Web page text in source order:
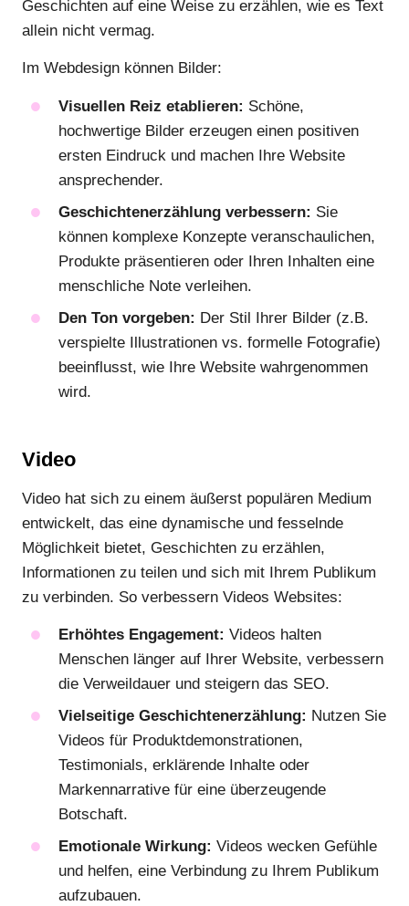
Geschichten auf eine Weise zu erzählen, wie es Text
allein nicht vermag.
Im Webdesign können Bilder:
Visuellen Reiz etablieren: Schöne,
hochwertige Bilder erzeugen einen positiven
ersten Eindruck und machen Ihre Website
ansprechender.
Geschichtenerzählung verbessern: Sie
können komplexe Konzepte veranschaulichen,
Produkte präsentieren oder Ihren Inhalten eine
menschliche Note verleihen.
Den Ton vorgeben: Der Stil Ihrer Bilder (z.B.
verspielte Illustrationen vs. formelle Fotografie)
beeinflusst, wie Ihre Website wahrgenommen
wird.
Video
Video hat sich zu einem äußerst populären Medium
entwickelt, das eine dynamische und fesselnde
Möglichkeit bietet, Geschichten zu erzählen,
Informationen zu teilen und sich mit Ihrem Publikum
zu verbinden. So verbessern Videos Websites:
Erhöhtes Engagement: Videos halten
Menschen länger auf Ihrer Website, verbessern
die Verweildauer und steigern das SEO.
Vielseitige Geschichtenerzählung: Nutzen Sie
Videos für Produktdemonstrationen,
Testimonials, erklärende Inhalte oder
Markennarrative für eine überzeugende
Botschaft.
Emotionale Wirkung: Videos wecken Gefühle
und helfen, eine Verbindung zu Ihrem Publikum
aufzubauen.